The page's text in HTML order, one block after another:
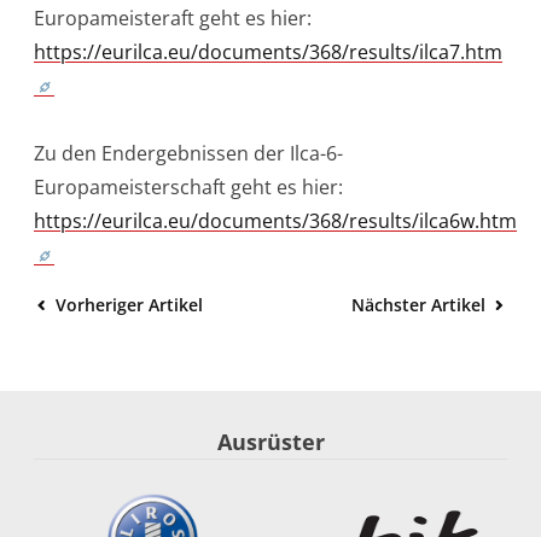
Europameisteraft geht es hier:
https://eurilca.eu/documents/368/results/ilca7.htm
Zu den Endergebnissen der Ilca-6-
Europameisterschaft geht es hier:
https://eurilca.eu/documents/368/results/ilca6w.htm
Vorheriger Artikel Nächster Artikel
Ausrüster